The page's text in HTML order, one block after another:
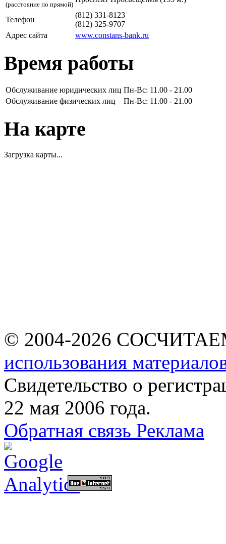
(расстояние по прямой)
Телефон
(812) 331-8123
(812) 325-9707
Адрес сайта
www.constans-bank.ru
Время работы
Обслуживание юридических лиц Пн-Вс: 11.00 - 21.00
Обслуживание физических лиц
Пн-Вс: 11.00 - 21.00
На карте
Загрузка карты...
© 2004-2026
использования
Свидетельство о
22 мая 2006 года.
Обратная связь Реклама